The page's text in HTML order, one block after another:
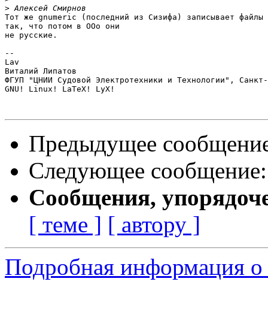
>
Тот же gnumeric (последний из Сизифа) записывает
так, что потом в OOo они
не русские.
--
Lav
Виталий Липатов
ФГУП "ЦНИИ Судовой Электротехники и Технологии", Санкт-
GNU! Linux! LaTeX! LyX!
Предыдущее
Следующее
Сообщения,
[ теме ] [ автору ]
Подробная информация о